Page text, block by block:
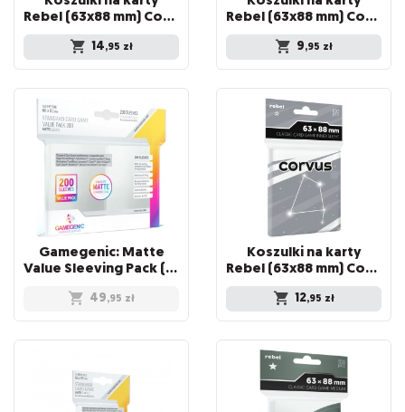
Rebel (63x88 mm) Corvus Premium, 100 sztuk
14,95 zł
Rebel (63x88 mm) Corvus Light, 100 sztuk
9,95 zł
Gamegenic: Matte
Value Sleeving Pack (66x91 mm) 200 sztuk
49,95 zł
Koszulki na karty
Rebel (63x88 mm) Corvus Inner Sleeve Light, 100 sztuk
12,95 zł